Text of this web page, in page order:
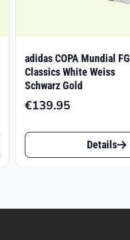
adidas COPA Mundial FG
Classics White Weiss
Schwarz Gold
€139.95
Dieses
Produkt
Details